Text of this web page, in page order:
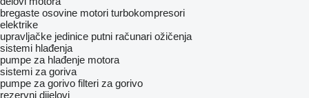
bregastе osovinе motori turbokompresori
elektrike
upravljačke jedinice putni računari ožičenja
sistemi hlađenja
pumpe za hlađenje motora
sistemi za goriva
pumpe za gorivo filteri za gorivo
rezervni dijelovi